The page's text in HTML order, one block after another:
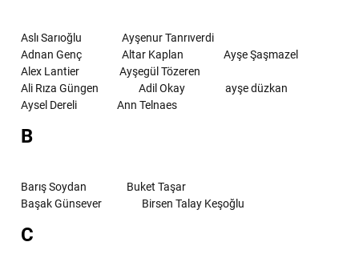
Aslı Sarıoğlu
Ayşenur Tanrıverdi
Adnan Genç
Altar Kaplan
Ayşe Şaşmazel
Alex Lantier
Ayşegül Tözeren
Ali Rıza Güngen
Adil Okay
ayşe düzkan
Aysel Dereli
Ann Telnaes
B
Barış Soydan
Buket Taşar
Başak Günsever
Birsen Talay Keşoğlu
C